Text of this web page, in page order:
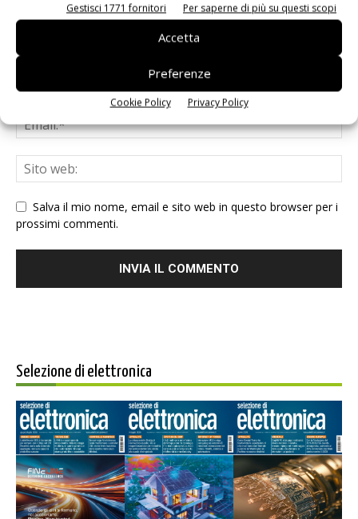
Gestisci 1771 fornitori Per saperne di più su questi scopi
Accetta
Preferenze
Cookie Policy Privacy Policy
Salva il mio nome, email e sito web in questo browser per i
prossimi commenti.
Selezione di elettronica